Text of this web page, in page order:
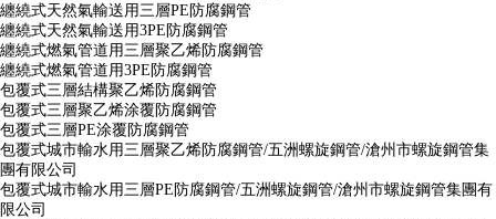
纏繞式天然氣輸送用三層PE防腐鋼管
纏繞式天然氣輸送用3PE防腐鋼管
纏繞式燃氣管道用三層聚乙烯防腐鋼管
纏繞式燃氣管道用3PE防腐鋼管
包覆式三層結構聚乙烯防腐鋼管
包覆式三層聚乙烯涂覆防腐鋼管
包覆式三層PE涂覆防腐鋼管
包覆式城市輸水用三層聚乙烯防腐鋼管/五洲螺旋鋼管/滄州市螺旋鋼管集
團有限公司
包覆式城市輸水用三層PE防腐鋼管/五洲螺旋鋼管/滄州市螺旋鋼管集團有
限公司